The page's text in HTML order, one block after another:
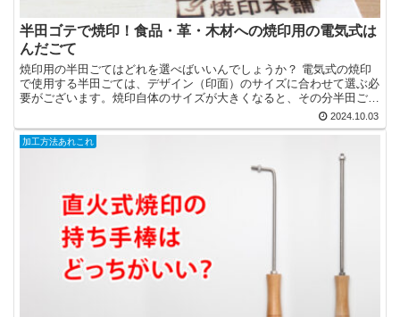
半田ゴテで焼印！食品・革・木材への焼印用の電気式は
んだごて
焼印用の半田ごてはどれを選べばいいんでしょうか？ 電気式の焼印
で使用する半田ごては、デザイン（印面）のサイズに合わせて選ぶ必
要がございます。焼印自体のサイズが大きくなると、その分半田ごて
の容量（ワット数）も大きなものにする必要があります。 ...2024.10.03
加工方法あれこれ